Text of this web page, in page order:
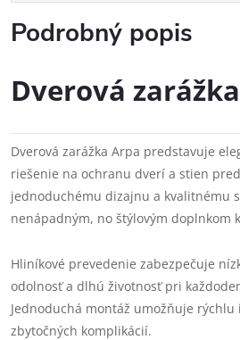
Podrobný popis
Dverová
Dverová zarážka Arpa predstavuje
riešenie na ochranu dverí a stien
jednoduchému dizajnu a kvalitnému
nenápadným, no štýlovým doplnkom
Hliníkové prevedenie zabezpečuje
odolnosť a dlhú životnosť pri
Jednoduchá montáž umožňuje rýchlu
zbytočných komplikácií.